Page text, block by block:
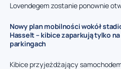
Lovendegem zostanie ponownie
Nowy plan mobilności wokół
Hasselt – kibice zaparkują tylko
parkingach
Kibice przyjeżdżający